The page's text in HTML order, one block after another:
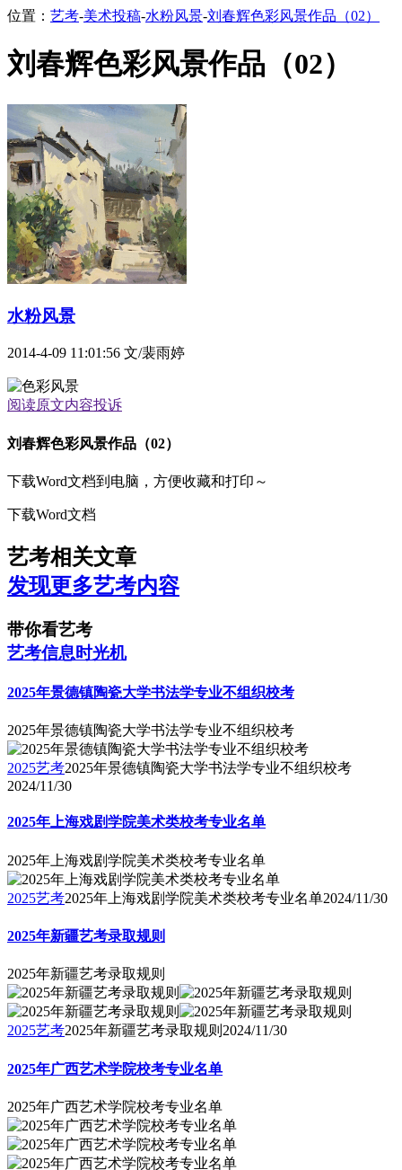
位置： 艺考-美术投稿-水粉风景-刘春辉色彩风景作品（02）
刘春辉色彩风景作品（02）
水粉风景
2014-4-09 11:01:56 文/裴雨婷
阅读原文内容投诉
刘春辉色彩风景作品（02）
下载Word文档到电脑，方便收藏和打印～
下载Word文档
艺考相关文章
发现更多艺考内容
带你看艺考
艺考信息时光机
2025年景德镇陶瓷大学书法学专业不组织校考
2025年景德镇陶瓷大学书法学专业不组织校考
2025艺考2025年景德镇陶瓷大学书法学专业不组织校考
2024/11/30
2025年上海戏剧学院美术类校考专业名单
2025年上海戏剧学院美术类校考专业名单
2025艺考2025年上海戏剧学院美术类校考专业名单2024/11/30
2025年新疆艺考录取规则
2025年新疆艺考录取规则
2025艺考2025年新疆艺考录取规则 2024/11/30
2025年广西艺术学院校考专业名单
2025年广西艺术学院校考专业名单